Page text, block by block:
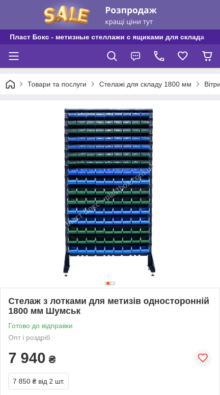
Пласт Бокс - метизные стеллажи с ящиками для склада
Товари та послуги Стелажі для складу 1800 мм
Стелаж з лотками для метизів односторонній
1800 мм Шумськ
Готово до відправки
Опт і роздріб
7 940 ₴
7 850 ₴ від 2 шт.